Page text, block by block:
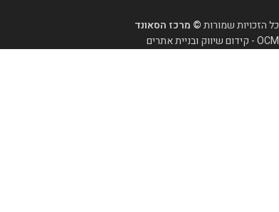
כל הזכויות שמורות© מרכז הסאונד
OCM - קידום שיווק ובניית אתרים